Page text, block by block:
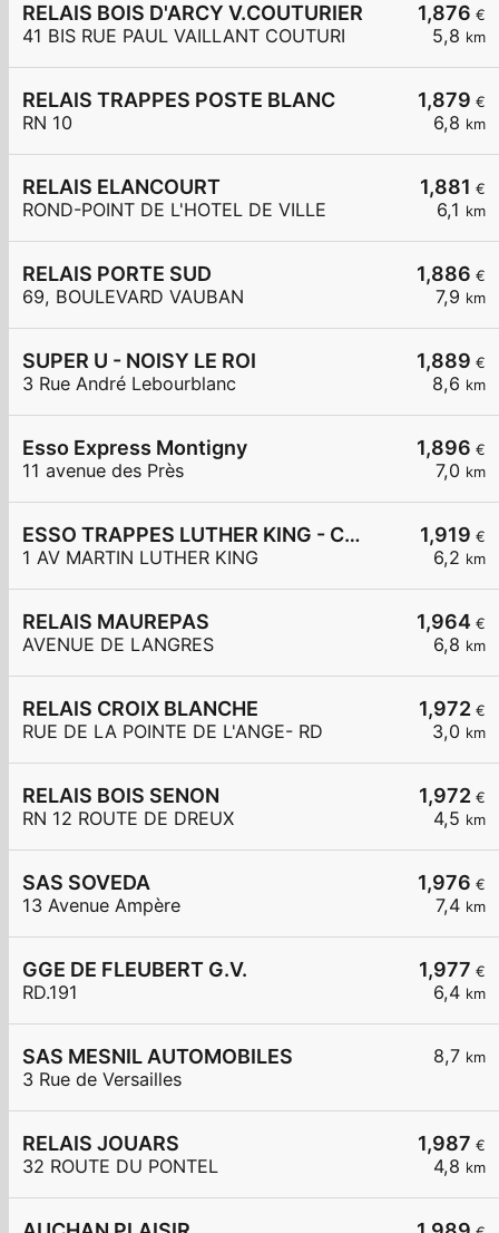
1,876 €
5,8 km
RELAIS BOIS D'ARCY V.COUTURIER
41 BIS RUE PAUL VAILLANT COUTURI
1,879 €
6,8 km
RELAIS TRAPPES POSTE BLANC
RN 10
1,881 €
6,1 km
RELAIS ELANCOURT
ROND-POINT DE L'HOTEL DE VILLE
1,886 €
7,9 km
RELAIS PORTE SUD
69, BOULEVARD VAUBAN
1,889 €
8,6 km
SUPER U - NOISY LE ROI
3 Rue André Lebourblanc
1,896 €
7,0 km
Esso Express Montigny
11 avenue des Près
1,919 €
6,2 km
ESSO TRAPPES LUTHER KING - CARREFOUR EXPRESS
1 AV MARTIN LUTHER KING
1,964 €
6,8 km
RELAIS MAUREPAS
AVENUE DE LANGRES
1,972 €
3,0 km
RELAIS CROIX BLANCHE
RUE DE LA POINTE DE L'ANGE- RD
1,972 €
4,5 km
RELAIS BOIS SENON
RN 12 ROUTE DE DREUX
1,976 €
7,4 km
SAS SOVEDA
13 Avenue Ampère
1,977 €
6,4 km
GGE DE FLEUBERT G.V.
RD.191
8,7 km
SAS MESNIL AUTOMOBILES
3 Rue de Versailles
1,987 €
4,8 km
RELAIS JOUARS
32 ROUTE DU PONTEL